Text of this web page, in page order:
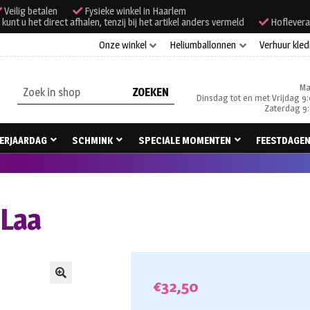
Veilig betalen
Fysieke winkel in Haarlem
u het direct afhalen, tenzij bij het artikel anders vermeld
Onze winkel
Heliumballonnen Verhuur
Zoeken
naar:
Dinsdag tot en met Vrijdag
Zaterdag
SCHMINK SPECIALE MOMENTEN FEESTDAGEN
€32,50